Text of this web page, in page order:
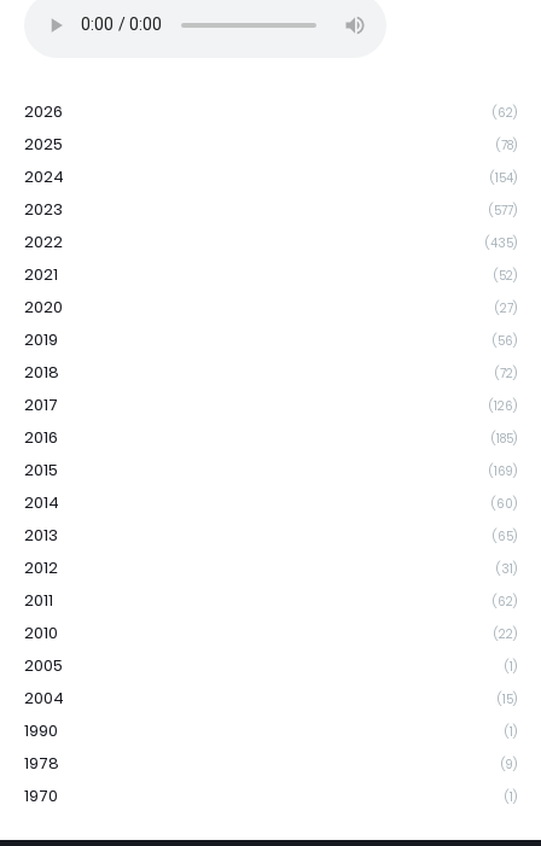
2026 (62)
2025 (78)
2024 (154)
2023 (577)
2022 (435)
2021 (52)
2020 (27)
2019 (56)
2018 (72)
2017 (126)
2016 (185)
2015 (169)
2014 (60)
2013 (65)
2012 (31)
2011 (62)
2010 (22)
2005 (1)
2004 (15)
1990 (1)
1978 (9)
1970 (1)